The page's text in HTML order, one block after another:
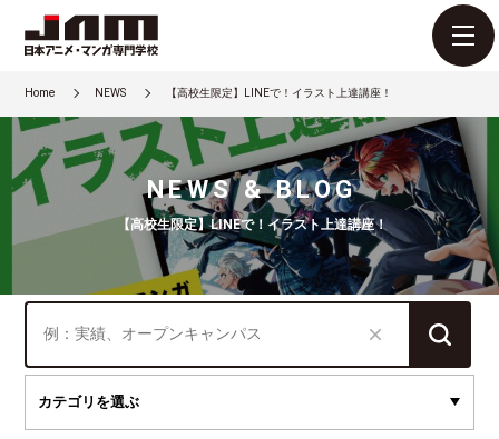
Home NEWS 【高校生限定】LINEで！イラスト上達講座！
NEWS & BLOG
【高校生限定】LINEで！イラスト上達講座！